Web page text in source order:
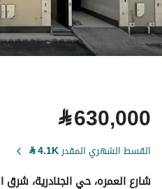
⃁630,000
القسط الشهري المقدر4.1K
⃁
شارع العمره، حي الجنادرية، شرق